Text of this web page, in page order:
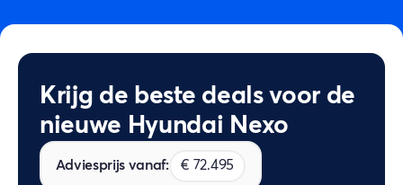
Krijg de beste deals voor de
nieuwe Hyundai Nexo
Adviesprijs vanaf: € 72.495